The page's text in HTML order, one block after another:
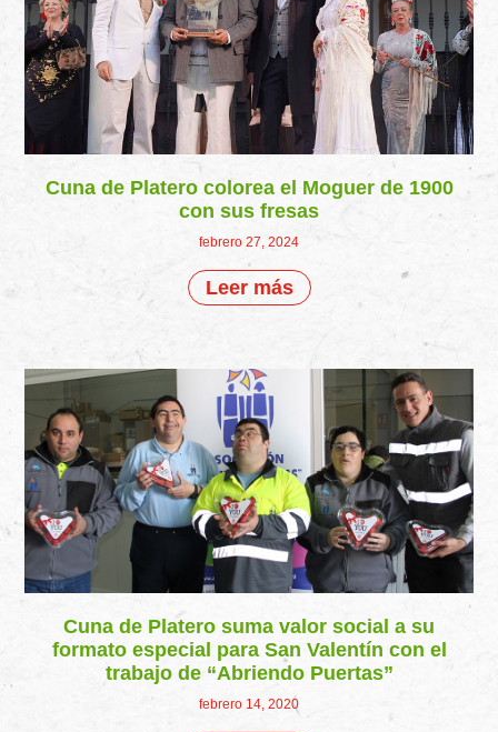
Cuna de Platero colorea el Moguer de 1900
con sus fresas
febrero 27, 2024
Leer más
Cuna de Platero suma valor social a su
formato especial para San Valentín con el
trabajo de “Abriendo Puertas”
febrero 14, 2020